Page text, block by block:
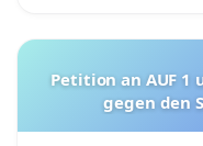
Petition an AUF 1
gegen den